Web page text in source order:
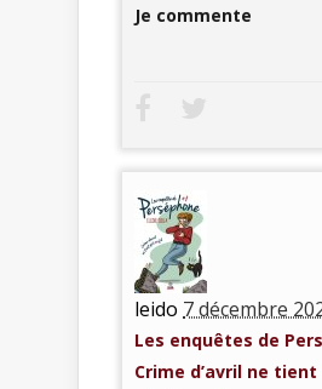
Je commente
leido 7 décembre
Les enquêtes de
Crime d’avril ne tient